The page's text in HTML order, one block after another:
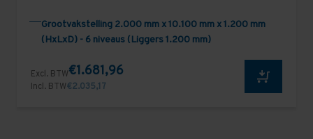
Grootvakstelling 2.000 mm x 10.100 mm x 1.200 mm
(HxLxD) - 6 niveaus (Liggers 1.200 mm)
Excl. BTW€1.681,96
Incl. BTW€2.035,17